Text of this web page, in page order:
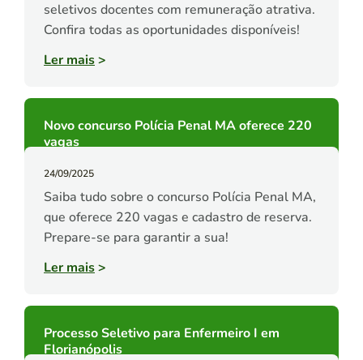
seletivos docentes com remuneração atrativa.
Confira todas as oportunidades disponíveis!
Ler mais>
Novo concurso Polícia Penal MA oferece 220
vagas
24/09/2025
Saiba tudo sobre o concurso Polícia Penal MA,
que oferece 220 vagas e cadastro de reserva.
Prepare-se para garantir a sua!
Ler mais>
Processo Seletivo para Enfermeiro I em
Florianópolis